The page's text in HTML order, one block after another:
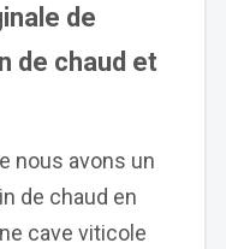
de
de chaud et
nous avons un
de chaud en
cave viticole